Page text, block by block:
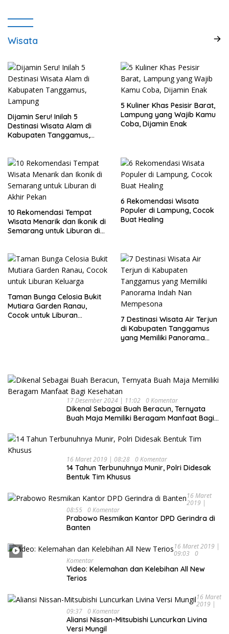
Wisata
Dijamin Seru! Inilah 5
Destinasi Wisata Alam di
Kabupaten Tanggamus,
5 Kuliner Khas Pesisir Barat,
Lampung yang Wajib Kamu
Coba, Dijamin Enak
10 Rekomendasi Tempat
Wisata Menarik dan Ikonik di
Semarang untuk Liburan di
6 Rekomendasi Wisata
Populer di Lampung, Cocok
Buat Healing
Taman Bunga Celosia Bukit
Mutiara Garden Ranau,
Cocok untuk Liburan
7 Destinasi Wisata Air Terjun
di Kabupaten Tanggamus
yang Memiliki Panorama
17 Desember 2024 | 11:02 0 Komentar
Dikenal Sebagai Buah Beracun, Ternyata
Buah Maja Memiliki Beragam Manfaat Bagi
16 Maret 2019 | 08:28 0 Komentar
14 Tahun Terbunuhnya Munir, Polri Didesak
Bentuk Tim Khusus
16 Maret
2019 |
08:55 0 Komentar
Prabowo Resmikan Kantor DPD Gerindra di
Banten
16 Maret 2019 |
09:03
0
Komentar
Video: Kelemahan dan Kelebihan All New
Terios
16 Maret
2019 |
09:37 0 Komentar
Aliansi Nissan-Mitsubishi Luncurkan Livina
Versi Mungil